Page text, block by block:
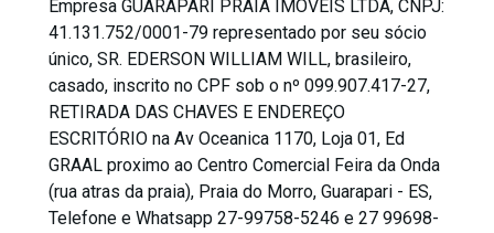
Empresa GUARAPARI PRAIA IMÓVEIS LTDA, CNPJ:
41.131.752/0001-79 representado por seu sócio
único, SR. EDERSON WILLIAM WILL, brasileiro,
casado, inscrito no CPF sob o nº 099.907.417-27,
RETIRADA DAS CHAVES E ENDEREÇO
ESCRITÓRIO na Av Oceanica 1170, Loja 01, Ed
GRAAL proximo ao Centro Comercial Feira da Onda
(rua atras da praia), Praia do Morro, Guarapari - ES,
Telefone e Whatsapp 27-99758-5246 e 27 99698-